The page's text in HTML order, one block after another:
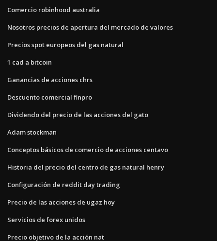
Comercio robinhood australia
Nosotros precios de apertura del mercado de valores
Precios spot europeos del gas natural
1 cad a bitcoin
Ganancias de acciones chrs
Descuento comercial finpro
Dividendo del precio de las acciones del gato
Adam stockman
Conceptos básicos de comercio de acciones centavo
Historia del precio del centro de gas natural henry
Configuración de reddit day trading
Precio de las acciones de ugaz hoy
Servicios de forex unidos
Precio objetivo de la acción nat